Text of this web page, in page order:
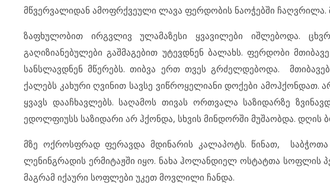
მწვერვალიდან ამოფრქვეული ლავა ფერდობის ნაოჭებში
ზაფხულობით ირგვლივ ულამაზესი ყვავილები იშლებოდა.
გაღიზიანებულები გაშმაგებით უტევდნენ ბალახს. ფერდობი
სანსლავდნენ მწერებს. თიბვა ერთ თვეს გრძელდებოდა.
ქალებს კახური ღვინით სავსე ვიწროყელიანი დოქები
ყვავს დააჩხავლებს. საღამოს თივას ორთვალა საზიდარზე
ედოლფიუსს საზიდარი არ ჰქონდა, სხვის მინდორში მუშაობდა.
მზე ოქროსფრად ფერავდა მდინარის კალაპოტს. წინათ,
ლენინგრადის ერმიტაჟში იყო. ნახა ჰოლანდიელ ოსტატთა სოფლის
მაგრამ იქაური სოფლები უკეთ მოვლილი ჩანდა.